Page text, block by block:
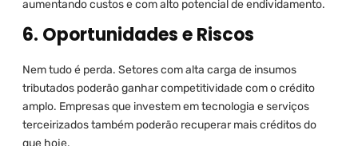
aumentando custos e com alto potencial de endividamento.
6. Oportunidades e Riscos
Nem tudo é perda. Setores com alta carga de insumos
tributados poderão ganhar competitividade com o crédito
amplo. Empresas que investem em tecnologia e serviços
terceirizados também poderão recuperar mais créditos do
que hoje.